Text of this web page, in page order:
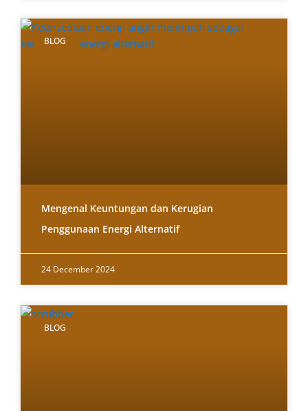
BLOG
Mengenal Keuntungan dan Kerugian
Penggunaan Energi Alternatif
24 December 2024
BLOG